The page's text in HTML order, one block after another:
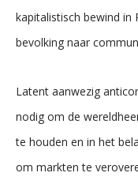
kapitalistisch bewind in
bevolking naar
Latent aanwezig
nodig om de
te houden en in het
om markten te